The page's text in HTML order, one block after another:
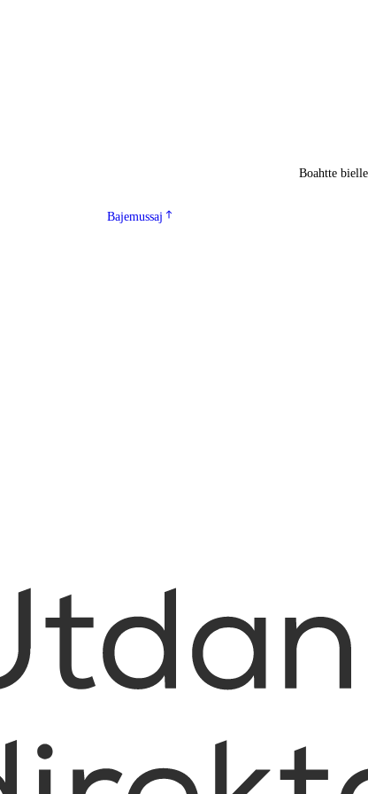
Boahtte bielle
Bajemussaj